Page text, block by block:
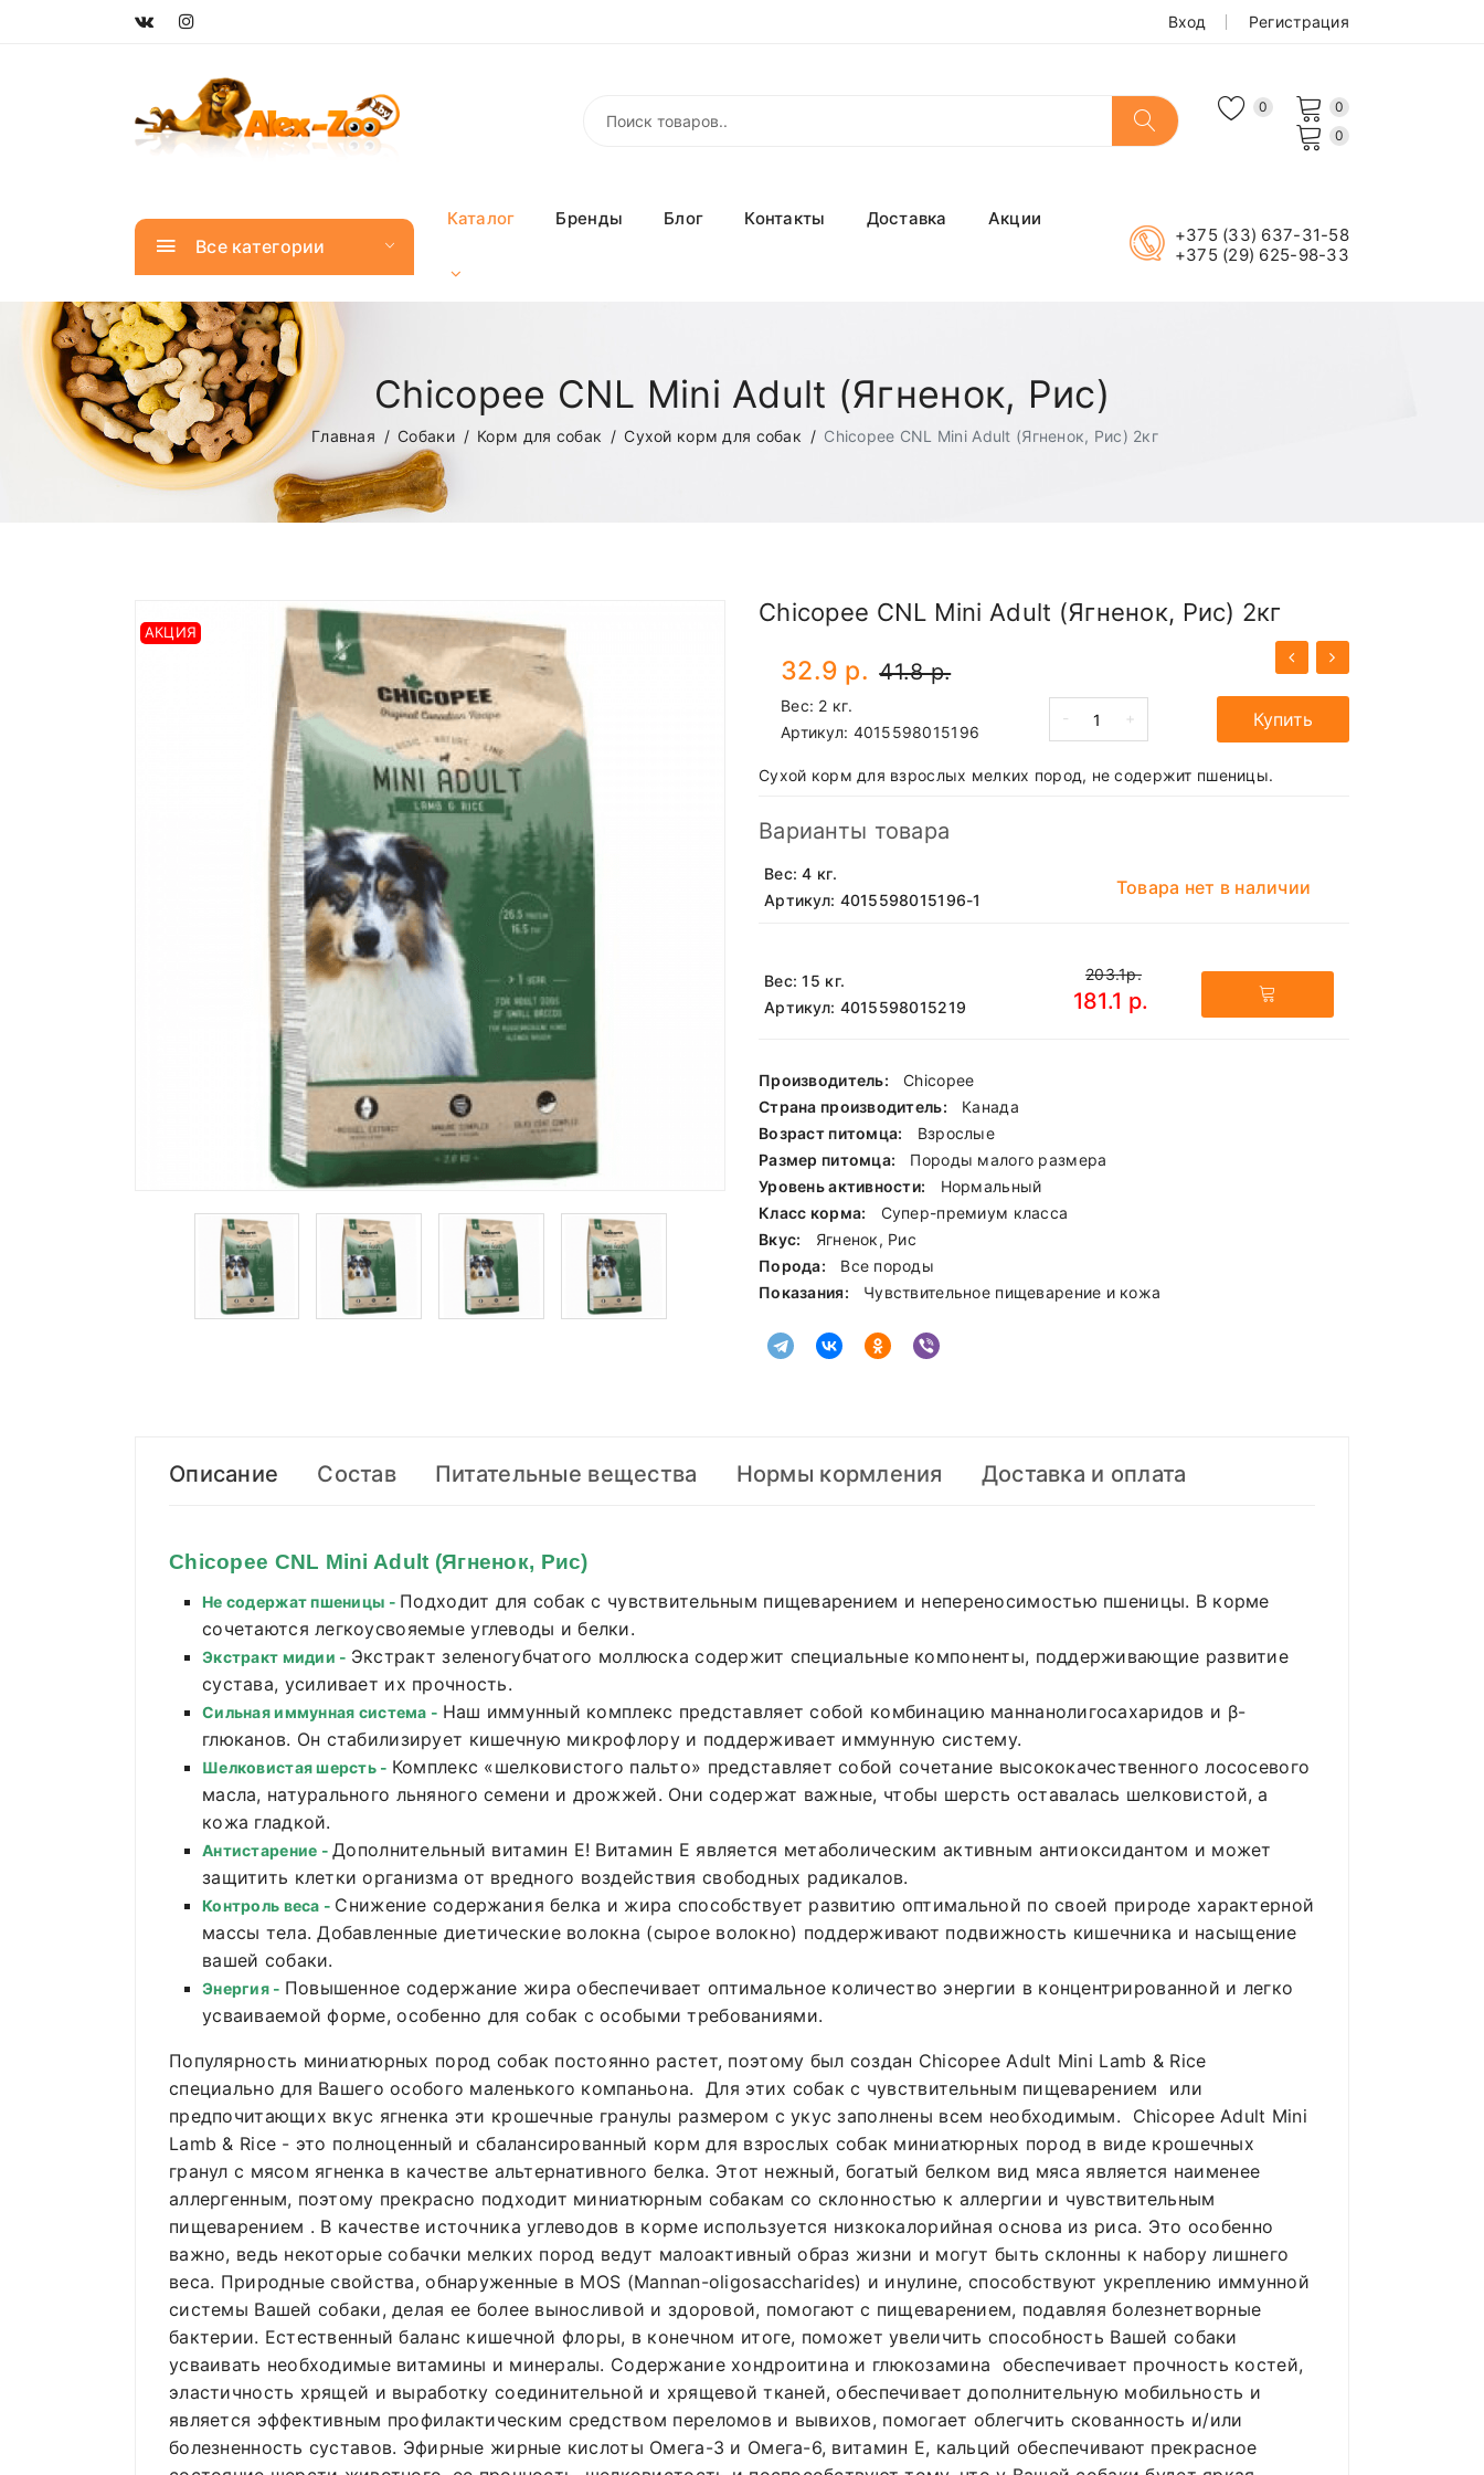
Вход Регистрация
0
0
0
Все категории
Каталог Бренды Блог Контакты Доставка Акции
+375 (33) 637-31-58
+375 (29) 625-98-33
Chicopee CNL Mini Adult (Ягненок, Рис)
Главная Собаки Корм для собак Сухой корм для собак Chicopee CNL Mini Adult (Ягненок, Рис) 2кг
АКЦИЯ
Chicopee CNL Mini Adult (Ягненок, Рис) 2кг
32.9 р. 41.8 р.
Вес: 2 кг.
Артикул: 4015598015196
- + Купить
Сухой корм для взрослых мелких пород, не содержит пшеницы.
Варианты товара
Вес: 4 кг.
Артикул: 4015598015196-1
Товара нет в наличии
Вес: 15 кг.
Артикул: 4015598015219
203.1р.
181.1 р.
Производитель:
Chicopee
Страна производитель:
Канада
Возраст питомца:
Взрослые
Размер питомца:
Породы малого размера
Уровень активности:
Нормальный
Класс корма:
Cупер-премиум класса
Вкус:
Ягненок, Рис
Порода:
Все породы
Показания:
Чувствительное пищеварение и кожа
Описание Состав Питательные вещества Нормы кормления Доставка и оплата
Chicopee CNL Mini Adult (Ягненок, Рис)
Не содержат пшеницы - Подходит для собак с чувствительным пищеварением и непереносимостью пшеницы. В корме
сочетаются легкоусвояемые углеводы и белки.
Экстракт мидии - Экстракт зеленогубчатого моллюска содержит специальные компоненты, поддерживающие развитие
сустава, усиливает их прочность.
Сильная иммунная система - Наш иммунный комплекс представляет собой комбинацию маннанолигосахаридов и β-
глюканов. Он стабилизирует кишечную микрофлору и поддерживает иммунную систему.
Шелковистая шерсть - Комплекс «шелковистого пальто» представляет собой сочетание высококачественного лососевого
масла, натурального льняного семени и дрожжей. Они содержат важные, чтобы шерсть оставалась шелковистой, а
кожа гладкой.
Антистарение -Дополнительный витамин Е! Витамин Е является метаболическим активным антиоксидантом и может
защитить клетки организма от вредного воздействия свободных радикалов.
Контроль веса - Снижение содержания белка и жира способствует развитию оптимальной по своей природе характерной
массы тела. Добавленные диетические волокна (сырое волокно) поддерживают подвижность кишечника и насыщение
вашей собаки.
Энергия - Повышенное содержание жира обеспечивает оптимальное количество энергии в концентрированной и легко
усваиваемой форме, особенно для собак с особыми требованиями.
Популярность миниатюрных пород собак постоянно растет, поэтому был создан Chicopee Adult Mini Lamb & Rice
специально для Вашего особого маленького компаньона. Для этих собак с чувствительным пищеварением или
предпочитающих вкус ягненка эти крошечные гранулы размером с укус заполнены всем необходимым. Chicopee Adult Mini
Lamb & Rice - это полноценный и сбалансированный корм для взрослых собак миниатюрных пород в виде крошечных
гранул с мясом ягненка в качестве альтернативного белка. Этот нежный, богатый белком вид мяса является наименее
аллергенным, поэтому прекрасно подходит миниатюрным собакам со склонностью к аллергии и чувствительным
пищеварением . В качестве источника углеводов в корме используется низкокалорийная основа из риса. Это особенно
важно, ведь некоторые собачки мелких пород ведут малоактивный образ жизни и могут быть склонны к набору лишнего
веса. Природные свойства, обнаруженные в MOS (Mannan-oligosaccharides) и инулине, способствуют укреплению иммунной
системы Вашей собаки, делая ее более выносливой и здоровой, помогают с пищеварением, подавляя болезнетворные
бактерии. Естественный баланс кишечной флоры, в конечном итоге, поможет увеличить способность Вашей собаки
усваивать необходимые витамины и минералы. Содержание хондроитина и глюкозамина обеспечивает прочность костей,
эластичность хрящей и выработку соединительной и хрящевой тканей, обеспечивает дополнительную мобильность и
является эффективным профилактическим средством переломов и вывихов, помогает облегчить скованность и/или
болезненность суставов. Эфирные жирные кислоты Омега-3 и Омега-6, витамин Е, кальций обеспечивают прекрасное